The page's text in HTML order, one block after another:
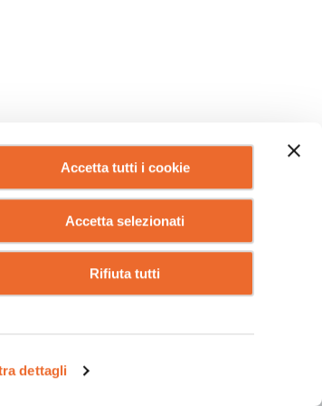
dettagli
Accetta tutti i cookie
Accetta selezionati
Rifiuta tutti